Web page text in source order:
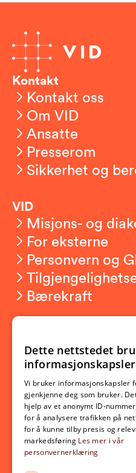
Kontakt
Kontakt oss
Om VID
Ansatte
Presserom
Sikkerhet og
VID
Misjons- og
For eksterne
Personvern og
Bærekraft
Ny student
Utveksling
Opptak
Lov- og
Aktuelt
Nyheter
Dette nettstedet
informasjonskapsler
Vi bruker informasjonskapsler
gjenkjenne deg som bruker.
hjelp av et anonymt ID-
for å analysere trafikken på
for å kunne tilby presis og
markedsføring Les mer i vår
personvernerklæring